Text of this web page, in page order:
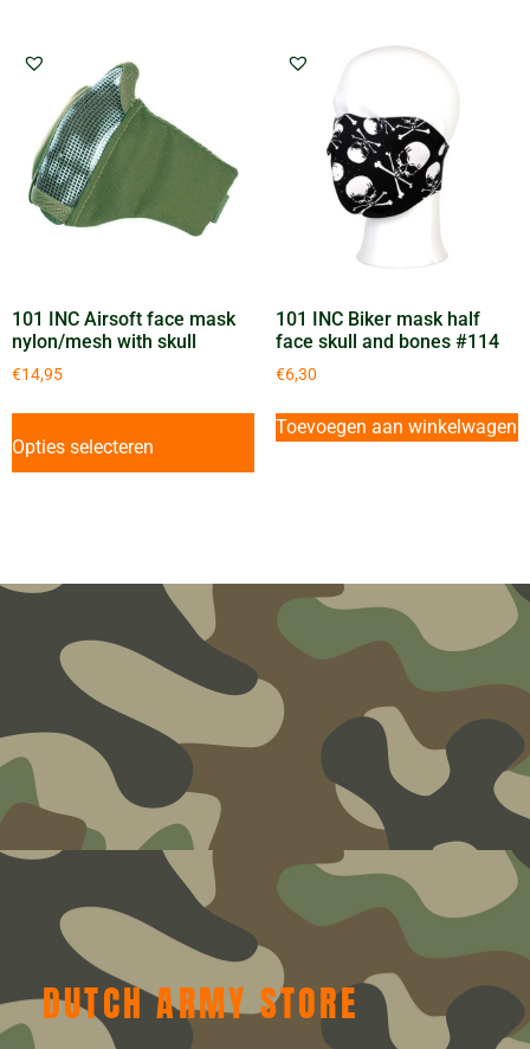
101 INC Airsoft face mask
nylon/mesh with skull
€14,95
Opties selecteren
101 INC Biker mask half
face skull and bones #114
€6,30
Toevoegen aan winkelwagen
DUTCH ARMY STORE